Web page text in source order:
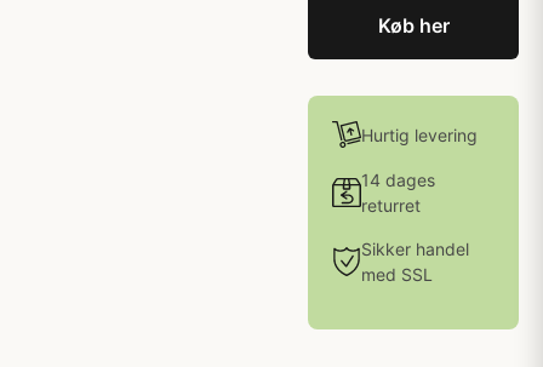
Køb her
Hurtig levering
14 dages
returret
Sikker handel
med SSL